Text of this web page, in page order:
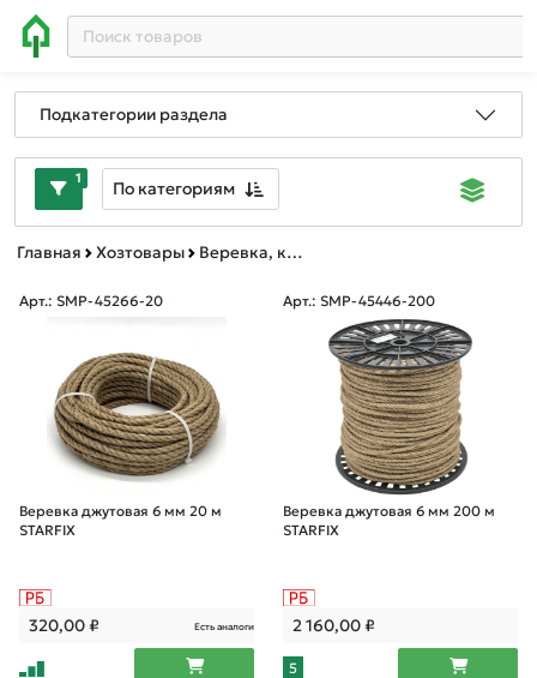
Подкатегории раздела
1 По категориям
Главная Хозтовары Веревка, канат, шпагат
Арт.: SMP-45266-20
Веревка джутовая 6 мм 20 м
STARFIX
320,00₽ Есть аналоги
Арт.: SMP-45446-200
Веревка джутовая 6 мм 200 м
STARFIX
2 160,00₽
5